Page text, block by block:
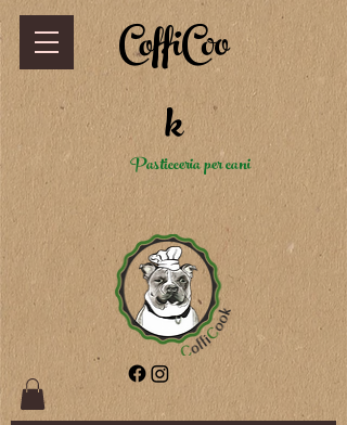
CoffiCoo
k
Pasticceria per cani